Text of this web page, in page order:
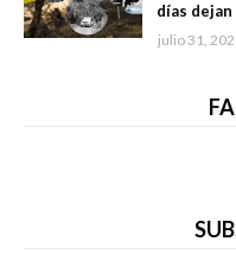
días
julio 31,